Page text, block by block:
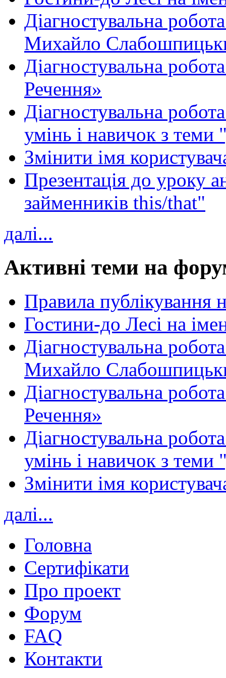
Діагностувальна
Михайло
Діагностувальна
Речення»
Діагностувальна
умінь і навичок з теми
Змінити імя
Презентація до уроку
займенників this/that"
далі...
Активні теми на
Правила публікування
Гостини-до Лесі на
Діагностувальна
Михайло
Діагностувальна
Речення»
Діагностувальна
умінь і навичок з теми
Змінити імя
далі...
Головна
Сертифікати
Про проект
Форум
FAQ
Контакти